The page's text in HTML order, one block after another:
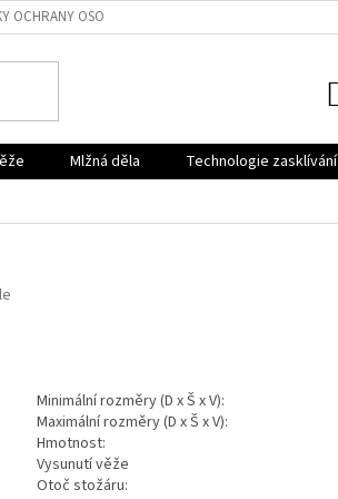
OCHRANY OSOBNÍCH ÚDAJŮ
Mlžná děla Technologie zasklívání
Minimální rozměry (D x Š x V):
Maximální rozměry (D x Š x V):
Hmotnost:
Vysunutí věže
Otoč stožáru: